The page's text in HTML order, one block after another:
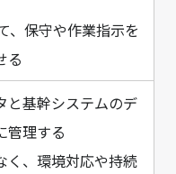
、保守や作業指示を
る
と基幹システムのデ
管理する
く、環境対応や持続